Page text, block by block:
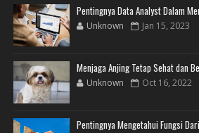
Pentingnya Data Analyst Dalam
Unknown Jan 15, 2023
Menjaga Anjing Tetap Sehat dan
Unknown Oct 16, 2022
Pentingnya Mengetahui Fungsi